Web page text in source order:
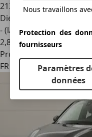
213 000 km
Diesel
- (l/100 km)
2,8
Professionnel
FR 78200
Magnanville
Nous travaillons
Protection des
fournisseurs
Paramètres
données